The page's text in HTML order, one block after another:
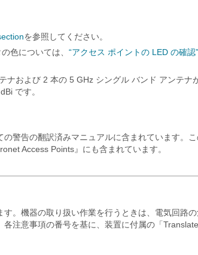
を参照してください。
色については、 “アクセス ポイントの LED の確認”
ナおよび 2 本の 5 GHz シングル バンド アンテナ
です。
警告の翻訳済みマニュアルに含まれています。
Access Points』にも含まれています。
。機器の取り扱い作業を行うときは、電気回路
注意事項の番号を基に、装置に付属の「